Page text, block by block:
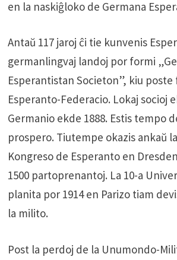
en la naskiĝloko de Germana
Antaŭ 117 jaroj ĉi tie kunvenis
germanlingvaj landoj por formi
Esperantistan Societon”, kiu poste
Esperanto-Federacio. Lokaj socioj
Germanio ekde 1888. Estis tempo
prospero. Tiutempe okazis ankaŭ
Kongreso de Esperanto en
1500 partoprenantoj. La 10-a
planita por 1914 en Parizo tiam
la milito.
Post la perdoj de la Unumondo-